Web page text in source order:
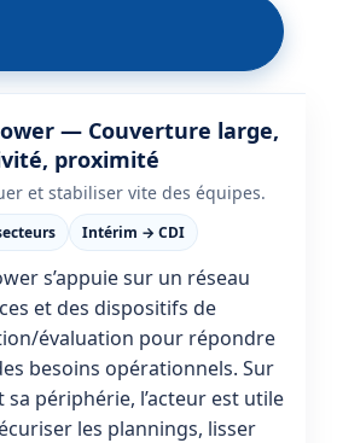
— Couverture large,
proximité
et stabiliser vite des équipes.
Intérim → CDI
s’appuie sur un réseau
et des dispositifs de
évaluation pour répondre
besoins opérationnels. Sur
sa périphérie, l’acteur est utile
les plannings, lisser